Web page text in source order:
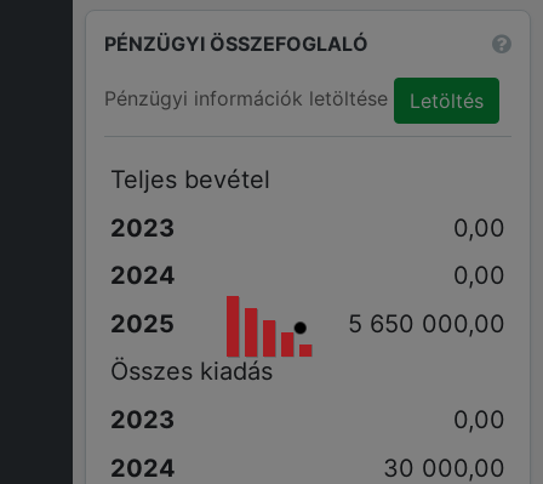
PÉNZÜGYI ÖSSZEFOGLALÓ
Pénzügyi információk letöltése Letöltés
Teljes bevétel
0,00
0,00
5 650 000,00
Összes kiadás
0,00
30 000,00